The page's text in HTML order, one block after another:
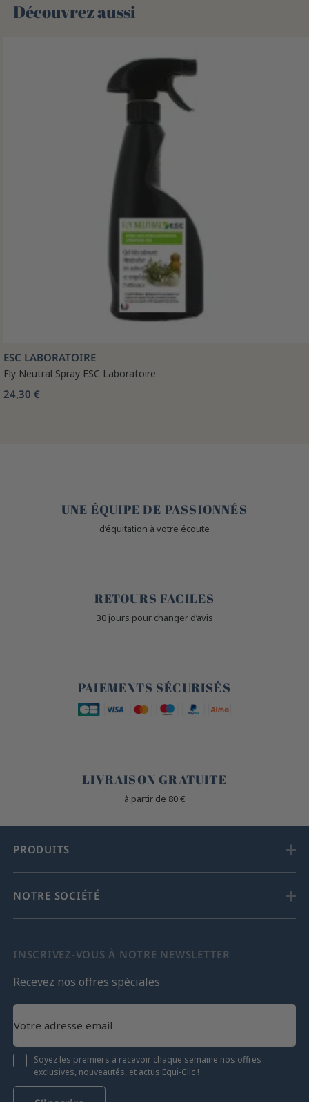
Découvrez aussi 🌻
ESC LABORATOIRE
Fly Neutral Spray ESC Laboratoire
24,30 €
UNE ÉQUIPE DE PASSIONNÉS
d’équitation à votre écoute
RETOURS FACILES
30 jours pour changer d’avis
PAIEMENTS SÉCURISÉS
LIVRAISON GRATUITE
à partir de 80 €
PRODUITS
NOTRE SOCIÉTÉ
INSCRIVEZ-VOUS À NOTRE NEWSLETTER
Recevez nos offres spéciales
Soyez les premiers à recevoir chaque semaine nos offres
exclusives, nouveautés, et actus Equi-Clic !